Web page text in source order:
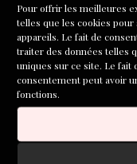
Pour offrir les meilleures
telles que les cookies
appareils. Le fait de
traiter des données telles
uniques sur ce site. Le fait
consentement peut avoir
fonctions.